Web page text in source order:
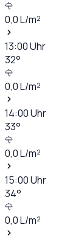
0,0L/m²
13:00Uhr
32°
0,0L/m²
14:00Uhr
33°
0,0L/m²
15:00Uhr
34°
0,0L/m²